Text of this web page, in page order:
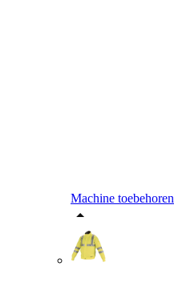
Machine toebehoren